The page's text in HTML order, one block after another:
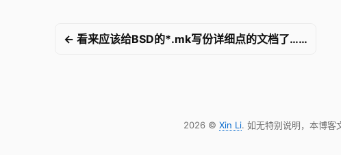
← 看来应该给BSD的*.mk写份详细点的文档了……
2026 © Xin Li. 如无特别说明，本博客